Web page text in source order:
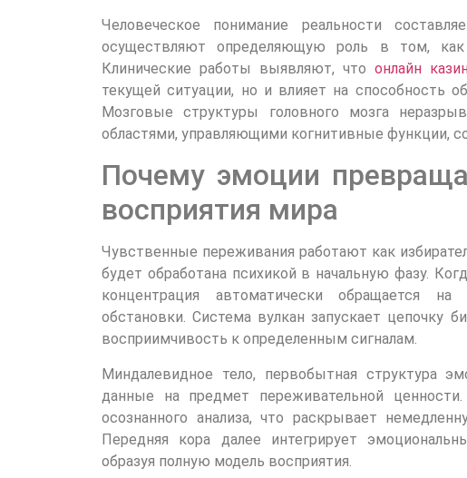
Человеческое понимание реальности
осуществляют определяющую роль в том,
Клинические работы выявляют, чтоонлайн
текущей ситуации, но и влияет на способность
Мозговые структуры головного мозга
областями, управляющими когнитивные функции,
Почему эмоции
восприятия мира
Чувственные переживания работают как
будет обработана психикой в начальную фазу.
концентрация автоматически обращается
обстановки. Система вулкан запускает цепочку
восприимчивость к определенным сигналам.
Миндалевидное тело, первобытная структура
данные на предмет переживательной
осознанного анализа, что раскрывает
Передняя кора далее интегрирует
образуя полную модель восприятия.